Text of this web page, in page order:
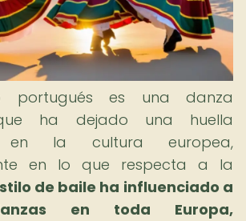
portugués es una danza
ha dejado una huella
en la cultura europea,
en lo que respecta a la
de baile ha influenciado a
en toda Europa,